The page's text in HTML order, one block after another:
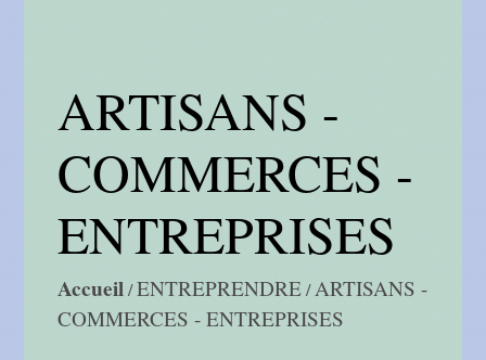
ARTISANS -
COMMERCES -
ENTREPRISES
Accueil/ENTREPRENDRE/ARTISANS -
COMMERCES - ENTREPRISES